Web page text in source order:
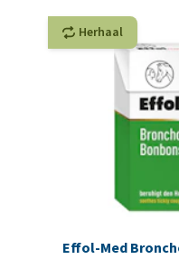
Herhaal
Effol-Med